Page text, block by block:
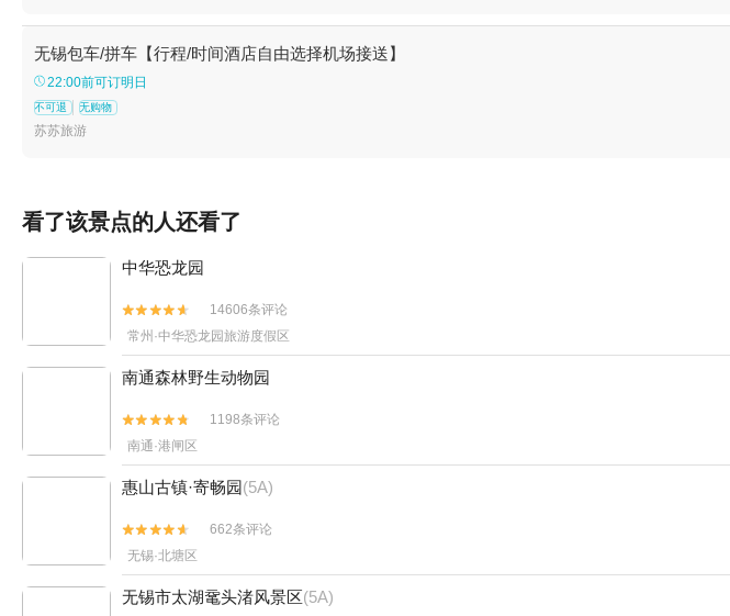
无锡包车/拼车【行程/时间酒店自由选择机场接送】
22:00前可订明日
不可退 无购物
苏苏旅游
看了该景点的人还看了
中华恐龙园


14606条评论
常州·中华恐龙园旅游度假区
南通森林野生动物园


1198条评论
南通·港闸区
惠山古镇·寄畅园(5A)


662条评论
无锡·北塘区
无锡市太湖鼋头渚风景区(5A)